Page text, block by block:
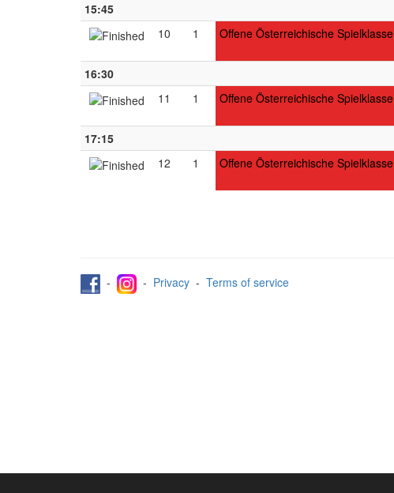
15:45
10
1 Offene Österreichische Spielklasse
16:30
11
1 Offene Österreichische Spielklasse
17:15
12
1 Offene Österreichische Spielklasse
- - Privacy - Terms of service